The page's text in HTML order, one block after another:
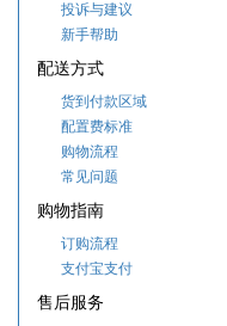
投诉与建议
新手帮助
配送方式
货到付款区域
配置费标准
购物流程
常见问题
购物指南
订购流程
支付宝支付
售后服务